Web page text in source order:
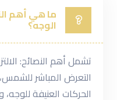
ما هي أهم
الوجه؟
تشمل أهم النصائح:
التعرض المباشر
الحركات العنيفة